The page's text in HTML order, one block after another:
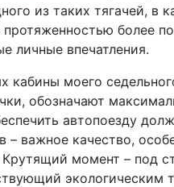
из таких тягачей, в
более
личные впечатления.
кабины моего
обозначают
автопоезду
– важное качество,
момент – под